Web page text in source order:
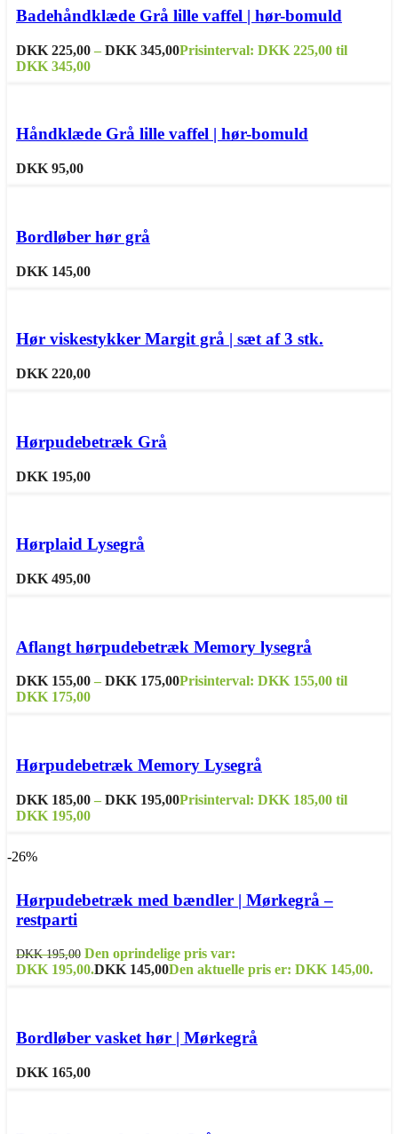
Sammenligne
Badehåndklæde Grå lille vaffel | hør-bomuld
DKK 225,00 – DKK 345,00Prisinterval: DKK 225,00 til
DKK 345,00
Tilføj til ønskeliste
Håndklæde Grå lille vaffel | hør-bomuld
DKK 95,00
Bordløber hør grå
DKK 145,00
Hør viskestykker Margit grå | sæt af 3 stk.
DKK 220,00
Sammenligne
Hørpudebetræk Grå
DKK 195,00
Hørplaid Lysegrå
DKK 495,00
Sammenligne
Aflangt hørpudebetræk Memory lysegrå
DKK 155,00 – DKK 175,00Prisinterval: DKK 155,00 til
DKK 175,00
Sammenligne
Hørpudebetræk Memory Lysegrå
DKK 185,00 – DKK 195,00Prisinterval: DKK 185,00 til
DKK 195,00
-26%
Sammenligne
Tilføj til ønskeliste
Hørpudebetræk med bændler | Mørkegrå –
restparti
DKK195,00 Den oprindelige pris var:
DKK 195,00.DKK 145,00Den aktuelle pris er: DKK 145,00.
Bordløber vasket hør | Mørkegrå
DKK 165,00